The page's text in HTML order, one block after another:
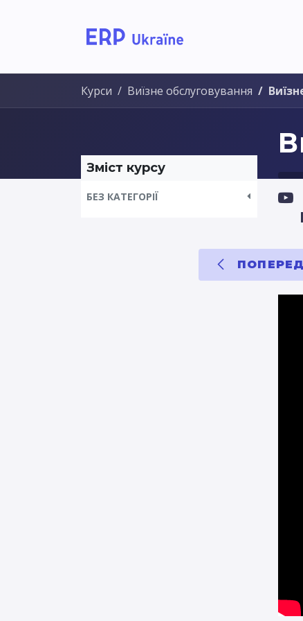
Курси Виїзне обслуговування
Зміст курсу
БЕЗ КАТЕГОРІЇ